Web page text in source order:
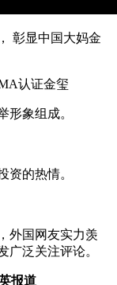
彰显中国大妈金
形象组成。
资的热情。
外国网友实力羡
广泛关注评论。
报道